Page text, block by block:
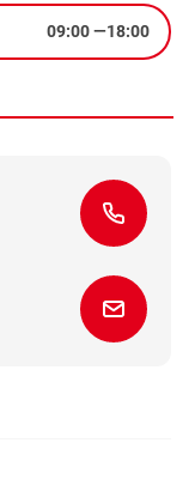
09:00—18:00